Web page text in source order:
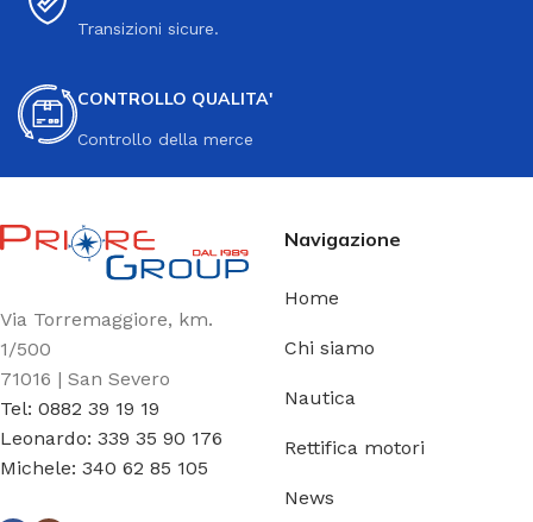
Transizioni sicure.
CONTROLLO QUALITA'
Controllo della merce
Via Torremaggiore, km.
1/500
71016 | San Severo
Tel: 0882 39 19 19
Leonardo: 339 35 90 176
Michele: 340 62 85 105
Navigazione
Home
Chi siamo
Nautica
Rettifica motori
News